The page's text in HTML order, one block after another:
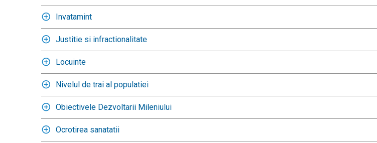
Invatamint
Justitie si infractionalitate
Locuinte
Nivelul de trai al populatiei
Obiectivele Dezvoltarii Mileniului
Ocrotirea sanatatii